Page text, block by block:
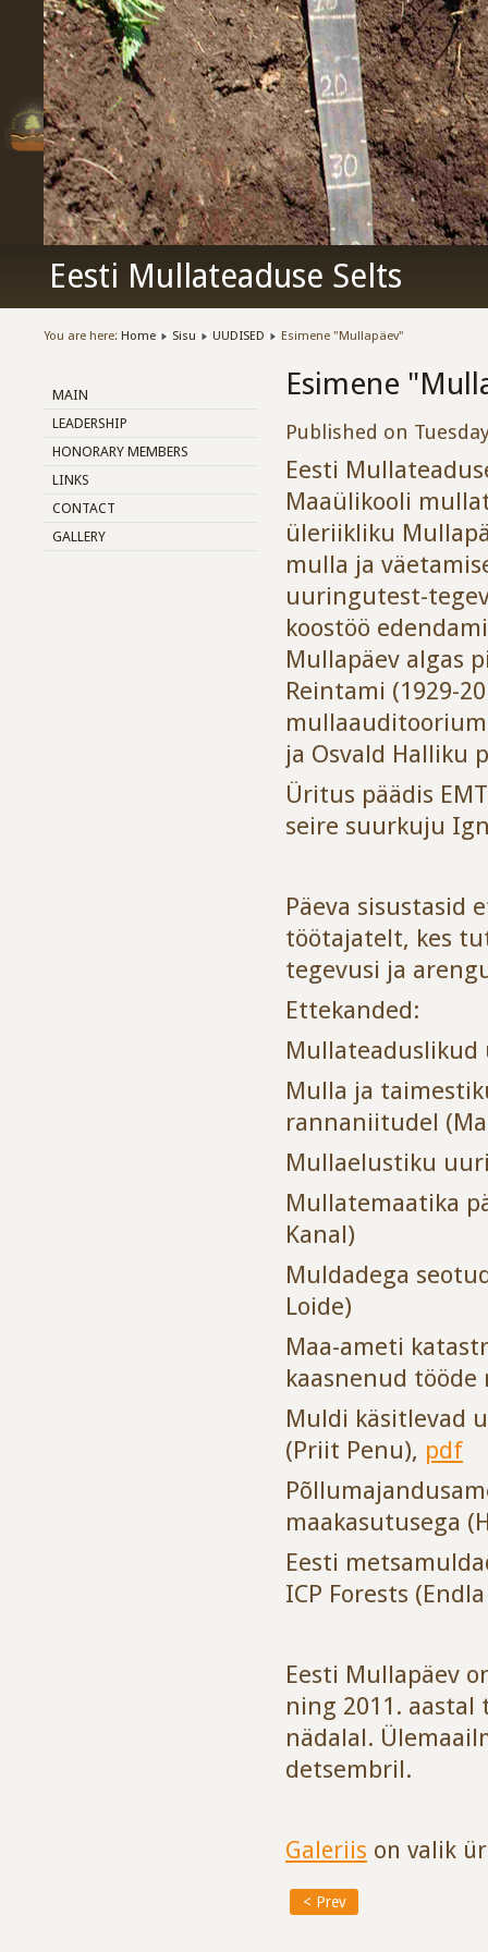
Eesti Mullateaduse Selts
You are here: Home Sisu UUDISED Esimene "Mullapäev"
MAIN
LEADERSHIP
HONORARY MEMBERS
LINKS
CONTACT
GALLERY
Esimene
Published on
Eesti
Maaülikooli
üleriikliku
mulla ja
uuringutest-
koostöö
Mullapäev algas
Reintami (1929-
ja Osvald Halliku
Üritus päädis
seire suurkuju
Päeva sisustasid
töötajatelt, kes
tegevusi ja
Ettekanded:
Mullateaduslikud
Mulla ja
rannaniitudel
Mullaelustiku
Mullatemaatika
Kanal)
Muldadega
Loide)
Maa-ameti
kaasnenud tööde
Muldi käsitlevad
(Priit Penu), pdf
maakasutusega
Eesti
ICP Forests
Eesti Mullapäev
ning 2011. aastal
nädalal.
detsembril.
Galeriis on valik
< Prev